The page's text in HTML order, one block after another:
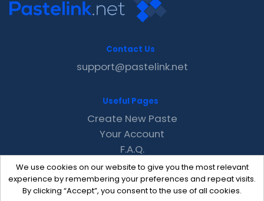
We use cookies on our website to give you the most relevant
experience by remembering your preferences and repeat visits.
By clicking “Accept”, you consent to the use of all cookies.
Contact Us
support@pastelink.net
Useful Pages
Create New Paste
Your Account
F.A.Q.
Recent
Contact